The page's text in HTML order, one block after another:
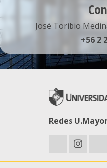
José Toribio
+56 2
Redes U.Mayor